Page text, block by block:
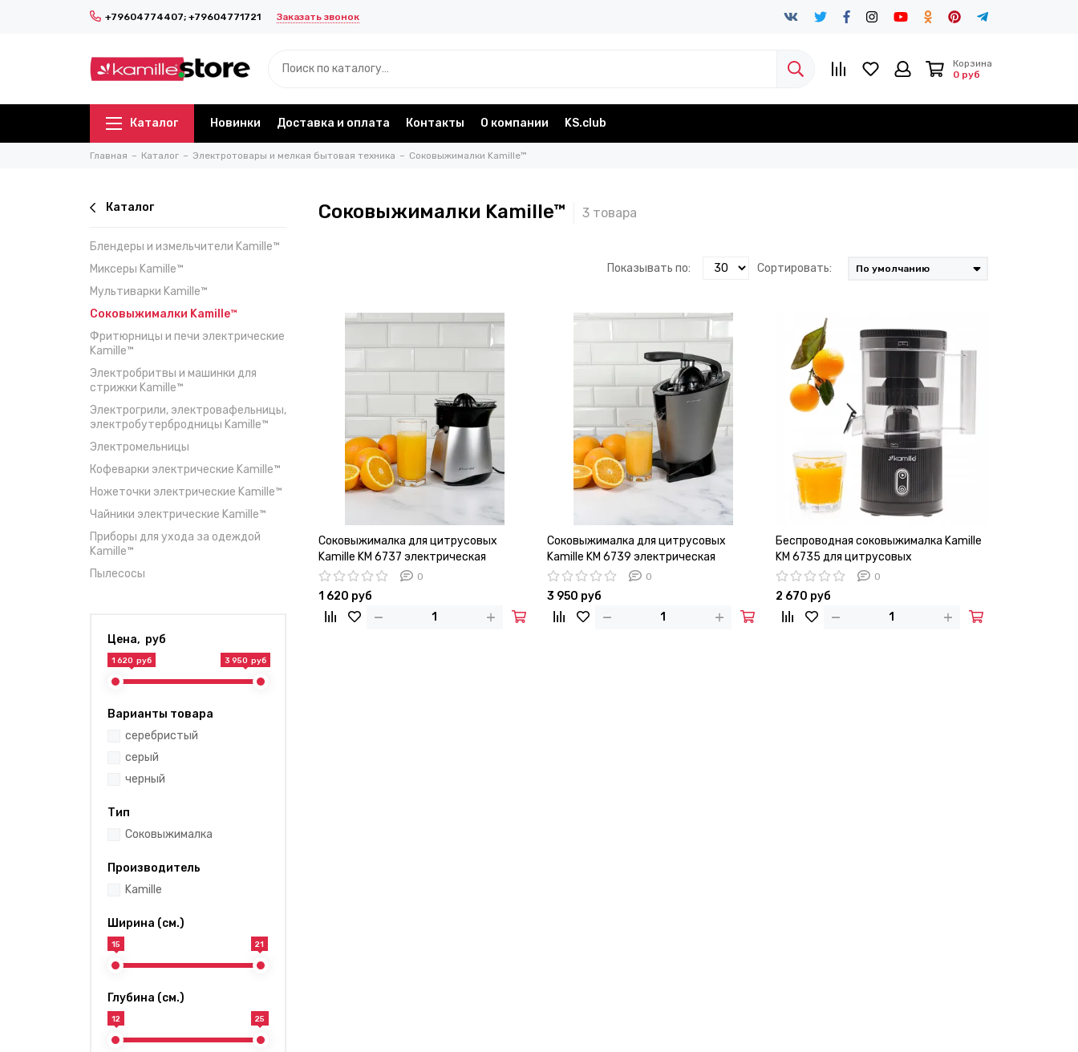
+79604774407; +79604771721 Заказать звонок
Корзина
0 руб
Каталог Новинки Доставка и оплата Контакты О компании KS.club
Главная Каталог Электротовары и мелкая бытовая техника Соковыжималки Kamille™
Каталог
Блендеры и измельчители Kamille™
Миксеры Kamille™
Мультиварки Kamille™
Соковыжималки Kamille™
Фритюрницы и печи электрические
Kamille™
Электробритвы и машинки для
стрижки Kamille™
Электрогрили, электровафельницы,
электробутербродницы Kamille™
Электромельницы
Кофеварки электрические Kamille™
Ножеточки электрические Kamille™
Чайники электрические Kamille™
Приборы для ухода за одеждой
Kamille™
Пылесосы
Цена, руб
1 620 руб 3 950 руб
Варианты товара
серебристый
серый
черный
Тип
Соковыжималка
Производитель
Kamille
Ширина (см.)
15 21
Глубина (см.)
12 25
Соковыжималки Kamille™
Показывать по: Сортировать:
Соковыжималка для цитрусовых
Kamille KM 6737 электрическая
0
1 620 руб
Соковыжималка для цитрусовых
Kamille KM 6739 электрическая
0
3 950 руб
Беспроводная соковыжималка Kamille
KM 6735 для цитрусовых
0
2 670 руб